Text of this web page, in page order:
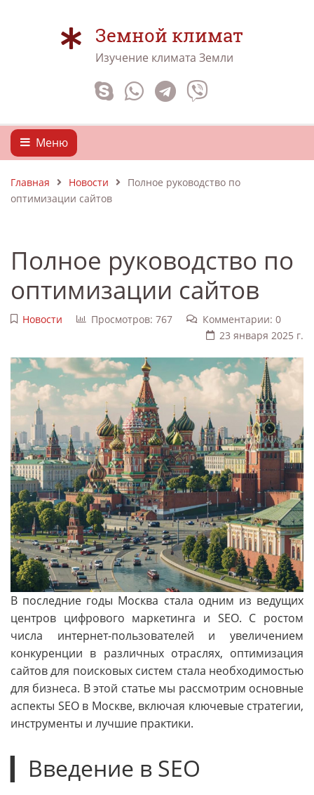
Земной климат
Изучение климата Земли
Меню
Главная Новости
Полное руководство по
оптимизации сайтов
Полное руководство по
оптимизации сайтов
Новости Просмотров: 767
Комментарии: 0
23 января 2025 г.
В последние годы Москва стала одним из ведущих
центров цифрового маркетинга и SEO. С ростом
числа интернет-пользователей и увеличением
конкуренции в различных отраслях, оптимизация
сайтов для поисковых систем стала необходимостью
для бизнеса. В этой статье мы рассмотрим основные
аспекты SEO в Москве, включая ключевые стратегии,
инструменты и лучшие практики.
▎Введение в SEO